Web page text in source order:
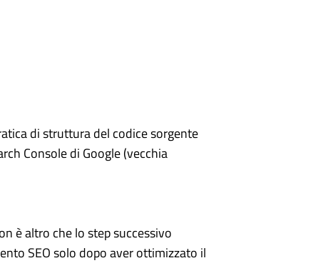
di struttura del codice sorgente
Console di Google (vecchia
è altro che lo step successivo
SEO solo dopo aver ottimizzato il